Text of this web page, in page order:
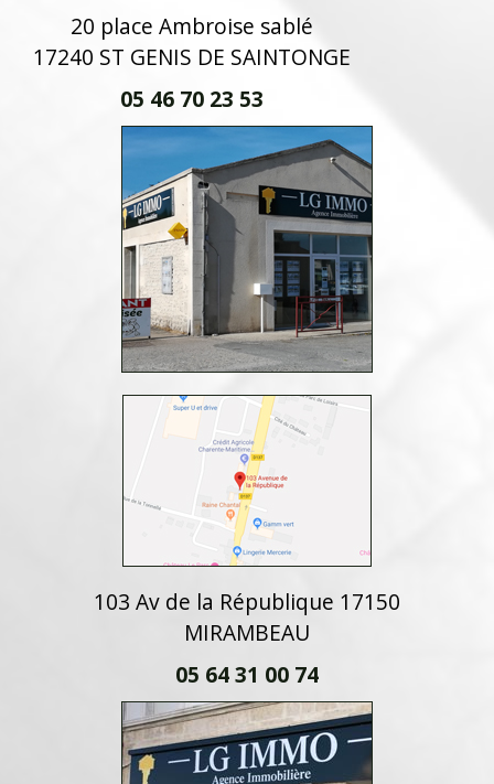
20 place Ambroise sablé
17240 ST GENIS DE SAINTONGE
05 46 70 23 53
103 Av de la République 17150
MIRAMBEAU
05 64 31 00 74